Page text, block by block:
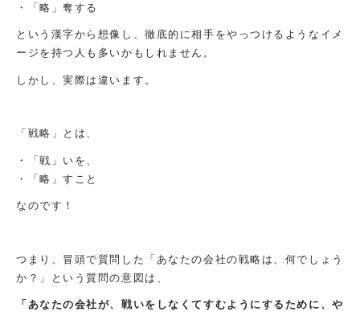
・「略」奪する
という漢字から想像し、徹底的に相手をやっつけるようなイメ
ージを持つ人も多いかもしれません。
しかし、実際は違います。
「戦略」とは、
・「戦」いを、
・「略」すこと
なのです！
つまり、冒頭で質問した「あなたの会社の戦略は、何でしょう
か？」という質問の意図は、
「あなたの会社が、戦いをしなくてすむようにするために、や